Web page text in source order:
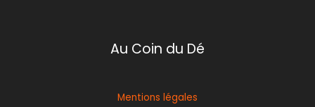
Au Coin du Dé
Mentions légales